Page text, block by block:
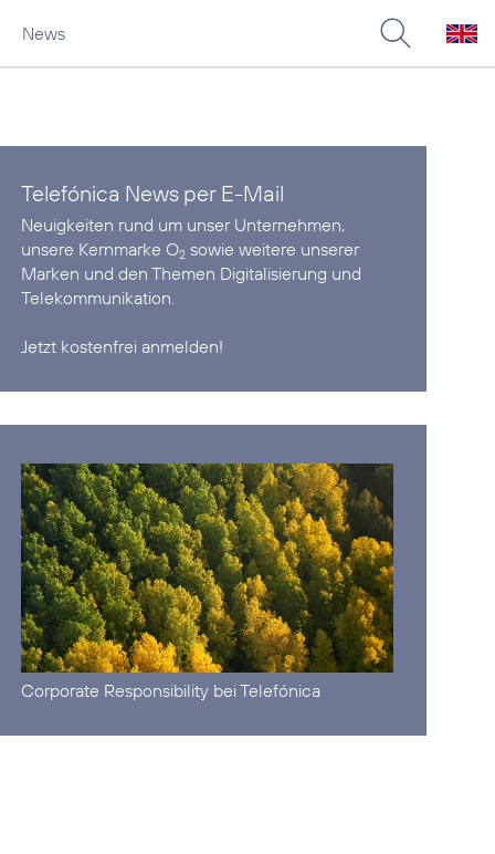
News
Telefónica News per E-Mail
Neuigkeiten rund um unser Unternehmen,
unsere Kernmarke O2 sowie weitere unserer
Marken und den Themen Digitalisierung und
Telekommunikation.
Jetzt kostenfrei anmelden!
Corporate Responsibility bei Telefónica